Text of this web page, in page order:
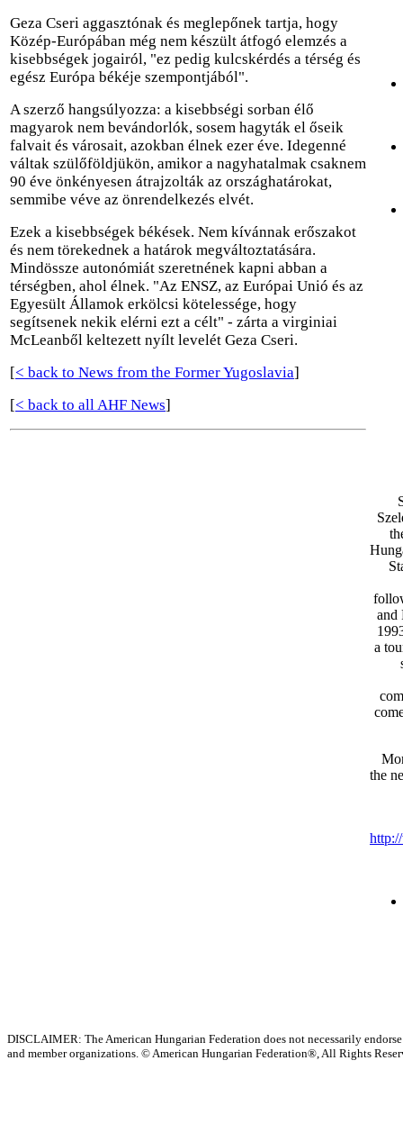
Geza Cseri aggasztónak és meglepőnek tartja, hogy
Közép-Európában még nem készült átfogó elemzés a
kisebbségek jogairól, "ez pedig kulcskérdés a térség és
egész Európa békéje szempontjából".
A szerző hangsúlyozza: a kisebbségi sorban élő
magyarok nem bevándorlók, sosem hagyták el őseik
falvait és városait, azokban élnek ezer éve. Idegenné
váltak szülőföldjükön, amikor a nagyhatalmak csaknem
90 éve önkényesen átrajzolták az országhatárokat,
semmibe véve az önrendelkezés elvét.
Ezek a kisebbségek békések. Nem kívánnak erőszakot
és nem törekednek a határok megváltoztatására.
Mindössze autonómiát szeretnének kapni abban a
térségben, ahol élnek. "Az ENSZ, az Európai Unió és az
Egyesült Államok erkölcsi kötelessége, hogy
segítsenek nekik elérni ezt a célt" - zárta a virginiai
McLeanből keltezett nyílt levelét Geza Cseri.
[< back to News from the Former Yugoslavia]
[< back to all AHF News]
and
a
the
DISCLAIMER: The American Hungarian Federation does not necessarily
and member organizations. © American Hungarian Federation®, All Rights